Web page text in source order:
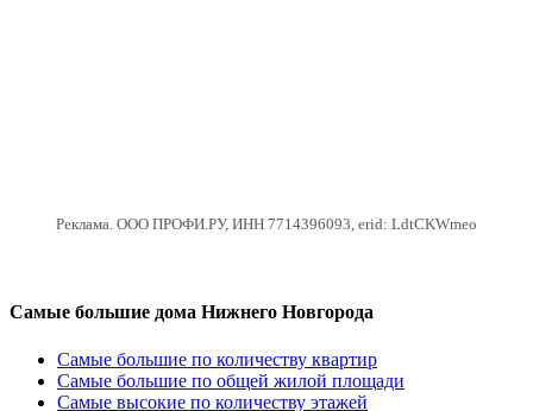
Реклама. ООО ПРОФИ.РУ, ИНН 7714396093, erid: LdtCKWmeo
Самые большие дома Нижнего Новгорода
Самые большие по количеству квартир
Самые большие по общей жилой площади
Самые высокие по количеству этажей